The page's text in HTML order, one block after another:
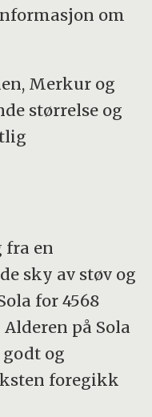
om
Merkur og
størrelse og
fra en
sky av støv og
for 4568
på Sola
og
foregikk